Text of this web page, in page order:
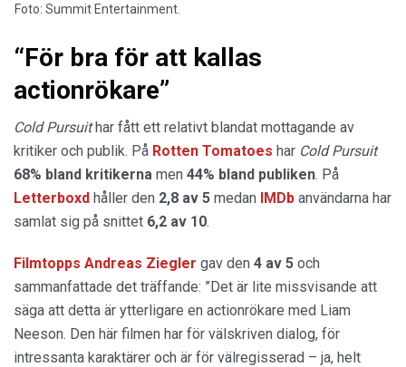
Foto: Summit Entertainment.
“För bra för att kallas
actionrökare”
Cold Pursuithar fått ett relativt blandat mottagande av
kritiker och publik. På Rotten Tomatoes har Cold Pursuit
68% bland kritikerna men 44% bland publiken. På
Letterboxd håller den 2,8 av 5 medan IMDb användarna har
samlat sig på snittet 6,2 av 10.
Filmtopps Andreas Ziegler gav den 4 av 5 och
sammanfattade det träffande: ”Det är lite missvisande att
säga att detta är ytterligare en actionrökare med Liam
Neeson. Den här filmen har för välskriven dialog, för
intressanta karaktärer och är för välregisserad – ja, helt